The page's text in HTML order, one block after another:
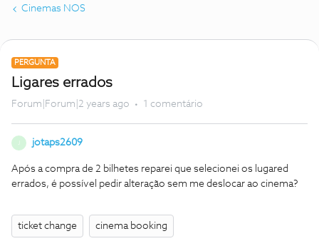
Cinemas NOS
PERGUNTA
Ligares errados
Forum|Forum|2 years ago 1 comentário
jotaps2609
Após a compra de 2 bilhetes reparei que selecionei os lugared
errados, é possível pedir alteração sem me deslocar ao cinema?
ticket change cinema booking